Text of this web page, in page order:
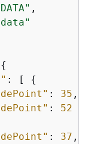
,
{
: [ {
: 35 ,
: 52
: 37 ,